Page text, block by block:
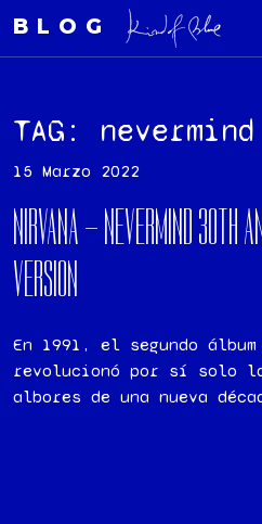
BLOG
TAG: nevermind
15 Marzo 2022
NIRVANA – NEVERMIND 30TH
VERSION
En 1991, el segundo
revolucionó por sí solo
albores de una nueva